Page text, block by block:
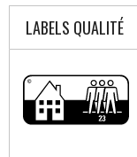
LABELS QUALITÉ